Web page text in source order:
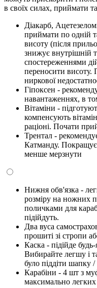
в своїх силах, приймати
Діакарб,
приймати по одній
висоту (після
знижує внутрішній
спостереженнями
переносити висоту.
ниркової
Гіпоксен -
навантаженнях, в
Вітаміни -
компенсують
раціоні. Почати
Трентал -
Катманду. Покращує
менше мерзнути
Нижня обв'язка -
розміру на ножних
поличками для
підійдуть.
Два вуса
прошиті зі стропи
Каска - підійде
Вибирайте легшу і
було піддіти шапку
Карабіни - 4 шт з
максимально